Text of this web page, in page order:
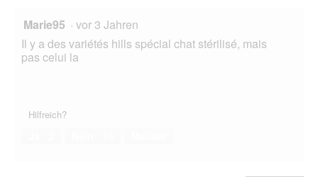
Marie95 · vor 3 Jahren
Il y a des variétés hills spécial chat stérilisé, mais
pas celui la
Hilfreich?